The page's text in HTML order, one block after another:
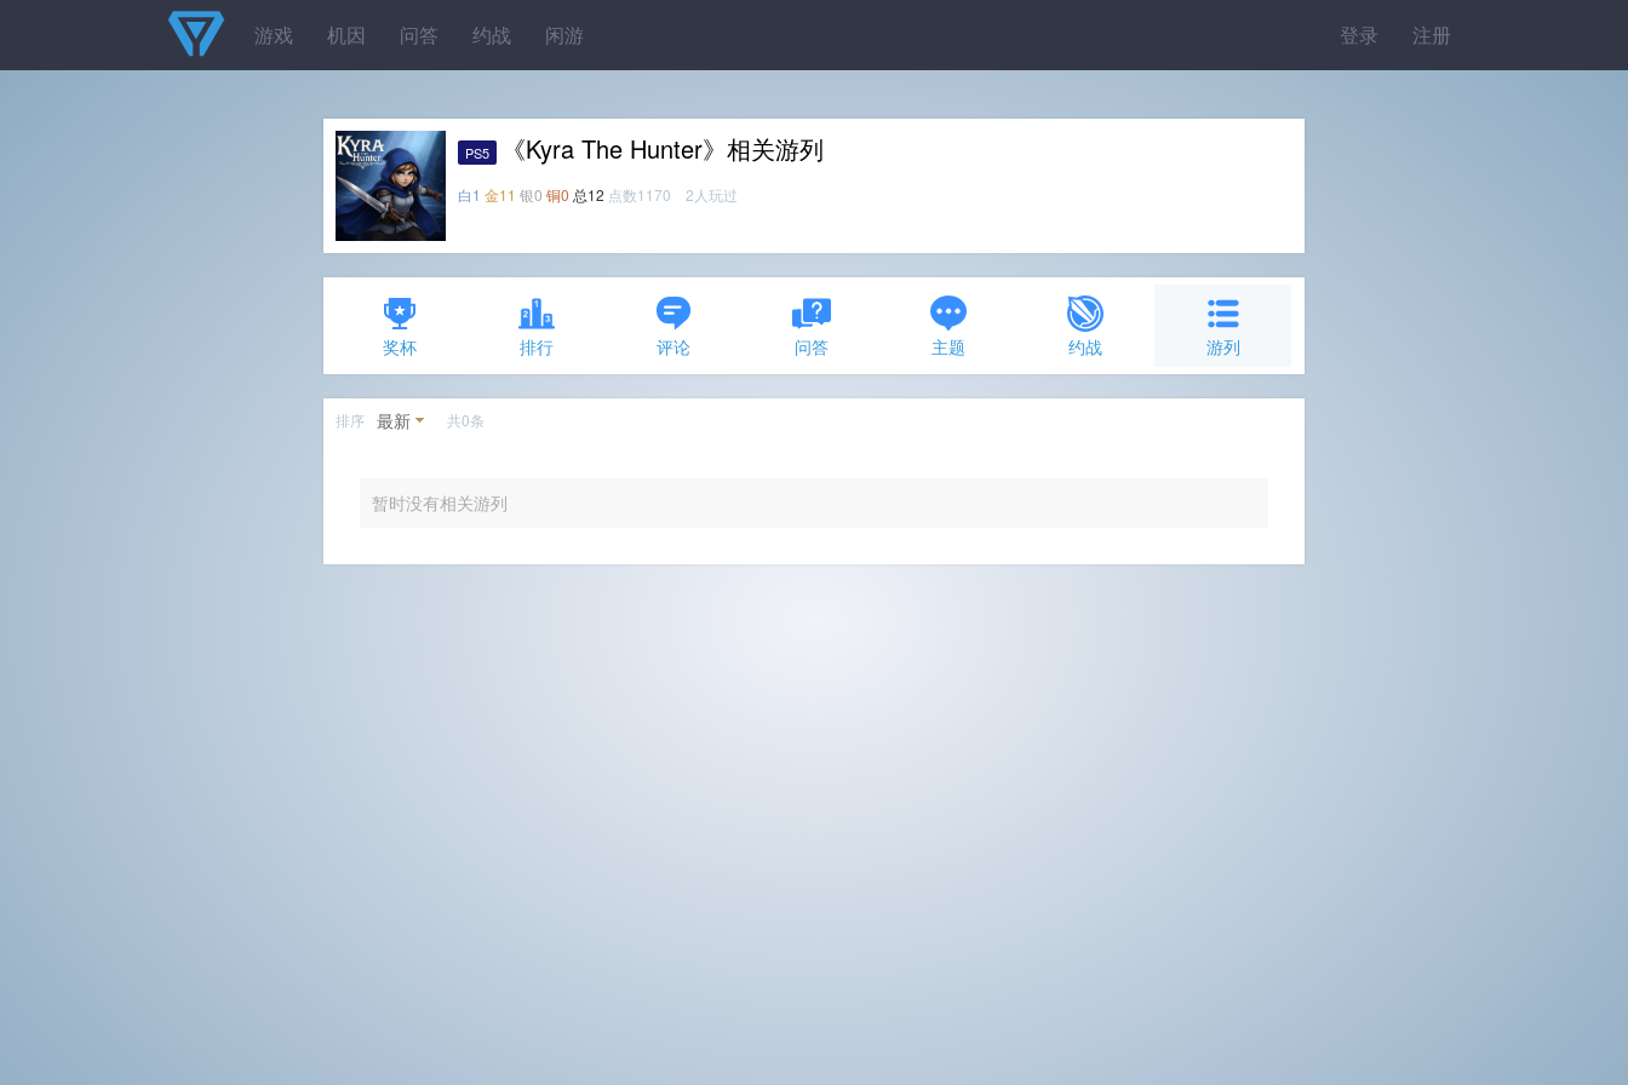
登录 注册
游戏 机因 问答 约战 闲游
PS5 《Kyra The Hunter》相关游列
白1 金11 银0 铜0 总12 点数1170 2人玩过
奖杯 排行 评论 问答 主题 约战 游列
排序 最新 共0条
暂时没有相关游列